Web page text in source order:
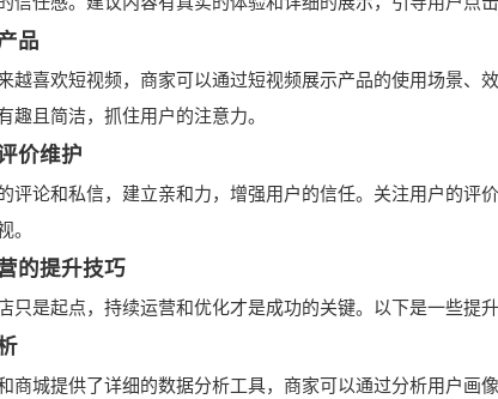
品
越喜欢短视频，商家可以通过短视频展示产品的使用场景、
趣且简洁，抓住用户的注意力。
价维护
评论和私信，建立亲和力，增强用户的信任。关注用户的评
。
的提升技巧
只是起点，持续运营和优化才是成功的关键。以下是一些提
商城提供了详细的数据分析工具，商家可以通过分析用户画